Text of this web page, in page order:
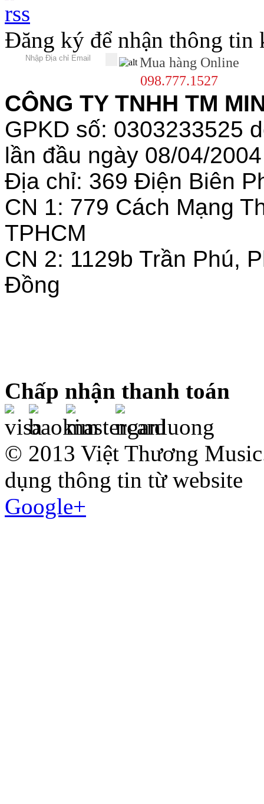
Đăng ký để nhận thông tin
Mua hàng Online
098.777.1527
CÔNG TY TNHH TM
GPKD số: 0303233525
lần đầu ngày 08/04/2004
Địa chỉ: 369 Điện Biên
CN 1: 779 Cách Mạng
TPHCM
CN 2: 1129b Trần Phú,
Đồng
Chấp nhận thanh toán
© 2013 Việt Thương
dụng thông tin từ website
Google+